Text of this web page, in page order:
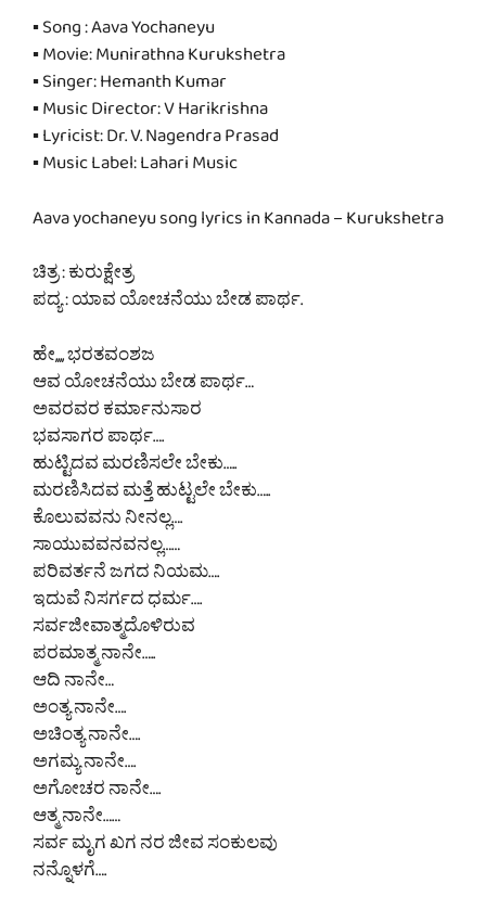
▪ Song : Aava Yochaneyu
▪ Movie: Munirathna Kurukshetra
▪ Singer: Hemanth Kumar
▪ Music Director: V Harikrishna
▪ Lyricist: Dr. V. Nagendra Prasad
▪ Music Label: Lahari Music
Aava yochaneyu song lyrics in Kannada – Kurukshetra
ಚಿತ್ರ : ಕುರುಕ್ಷೇತ್ರ
ಪದ್ಯ : ಯಾವ ಯೋಚನೆಯು ಬೇಡ ಪಾರ್ಥ.
ಹೇ,,,, ಭರತವಂಶಜ
ಆವ ಯೋಚನೆಯು ಬೇಡ ಪಾರ್ಥ…
ಅವರವರ ಕರ್ಮಾನುಸಾರ
ಭವಸಾಗರ ಪಾರ್ಥ….
ಹುಟ್ಟಿದವ ಮರಣಿಸಲೇ ಬೇಕು…..
ಮರಣಿಸಿದವ ಮತ್ತೆ ಹುಟ್ಟಲೇ ಬೇಕು…..
ಕೊಲುವವನು ನೀನಲ್ಲ….
ಸಾಯುವವನವನಲ್ಲ……
ಪರಿವರ್ತನೆ ಜಗದ ನಿಯಮ….
ಇದುವೆ ನಿಸರ್ಗದ ಧರ್ಮ….
ಸರ್ವಜೀವಾತ್ಮದೊಳಿರುವ
ಪರಮಾತ್ಮ ನಾನೇ…..
ಆದಿ ನಾನೇ…
ಅಂತ್ಯ ನಾನೇ….
ಅಚಿಂತ್ಯ ನಾನೇ….
ಅಗಮ್ಯ ನಾನೇ….
ಅಗೋಚರ ನಾನೇ….
ಆತ್ಮ ನಾನೇ……
ಸರ್ವ ಮೃಗ ಖಗ ನರ ಜೀವ ಸಂಕುಲವು
ನನ್ನೊಳಗೆ….